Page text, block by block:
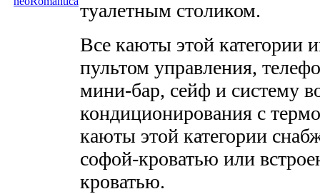
туалетным столиком.
Все каюты этой категории
пультом управления,
мини-бар, сейф и систему
кондиционирования с
каюты этой категории
софой-кроватью или
кроватью.